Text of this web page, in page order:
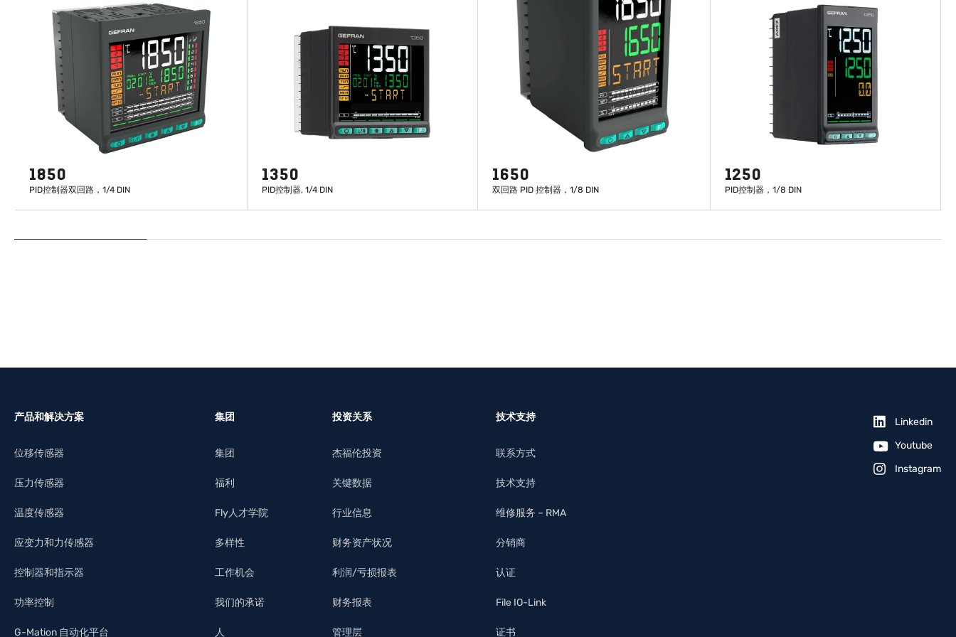
1850
PID控制器双回路，1/4 DIN
了解更多
1350
PID控制器, 1/4 DIN
了解更多
1650
双回路 PID 控制器，1/8 DIN
了解更多
1250
PID控制器，1/8 DIN
了解更多
产品和解决方案
位移传感器
压力传感器
温度传感器
应变力和力传感器
控制器和指示器
功率控制
G-Mation 自动化平台
集团
集团
福利
Fly人才学院
多样性
工作机会
我们的承诺
人
投资关系
杰福伦投资
关键数据
行业信息
财务资产状况
利润/亏损报表
财务报表
管理层
技术支持
联系方式
技术支持
维修服务 – RMA
分销商
认证
File IO-Link
证书
Linkedin
Youtube
Instagram